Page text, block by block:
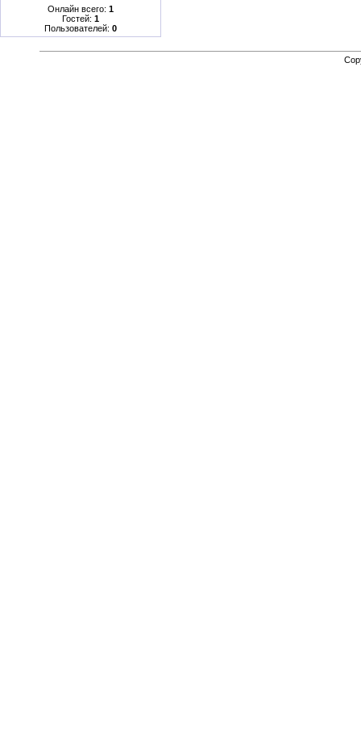
Онлайн всего: 1
Гостей: 1
Пользователей: 0